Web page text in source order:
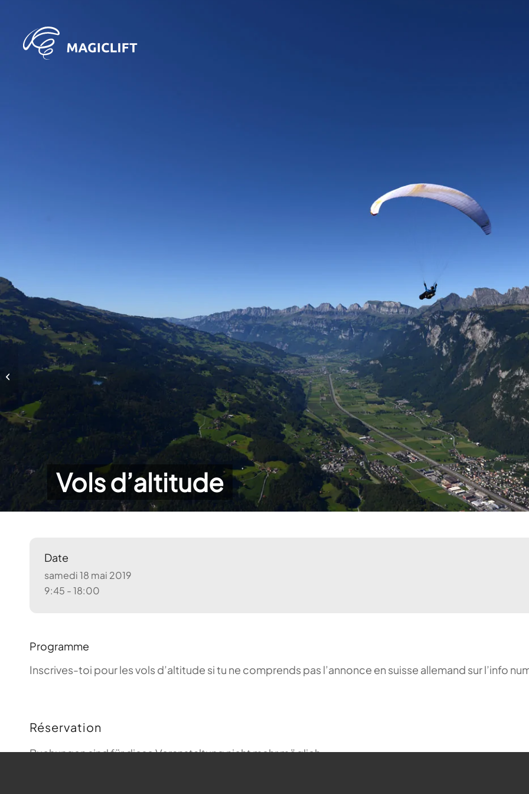
Vols d’altitude
Date
samedi 18 mai 2019
9:45 - 18:00
Programme
Inscrives-toi pour les vols d’altitude si tu ne comprends pas l’annonce en suisse allemand sur l’info
Réservation
Buchungen sind für diese Veranstaltung nicht mehr möglich.
Vols d’altitude